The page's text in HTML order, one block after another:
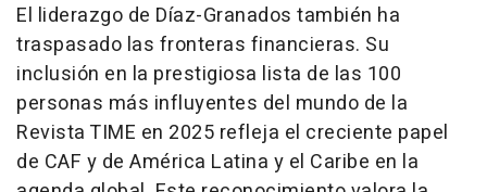
El liderazgo de Díaz-Granados también ha
traspasado las fronteras financieras. Su
inclusión en la prestigiosa lista de las 100
personas más influyentes del mundo de la
Revista TIME en 2025 refleja el creciente papel
de CAF y de América Latina y el Caribe en la